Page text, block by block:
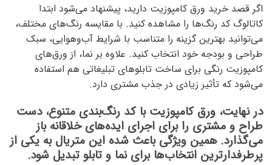
اگر قصد خرید ورق کامپوزیت دارید، پیشنهاد می‌شود ابتدا
کاتالوگ کد رنگ‌ها را مشاهده کنید. با مقایسه رنگ‌های مختلف،
می‌توانید بهترین گزینه را متناسب با شرایط آب‌وهوایی، سبک
طراحی و بودجه خود انتخاب کنید. علاوه بر نما، از ورق‌های
کامپوزیت رنگی برای ساخت تابلوهای تبلیغاتی هم استفاده
می‌شود که تأثیر زیادی در جذب مشتری دارد.
در نهایت، ورق کامپوزیت با کد رنگ‌بندی متنوع، دست
طراح و مشتری را برای اجرای ایده‌های خلاقانه باز
می‌گذارد. همین ویژگی باعث شده این متریال به یکی از
پرطرفدارترین انتخاب‌ها برای نما و تابلو تبدیل شود.